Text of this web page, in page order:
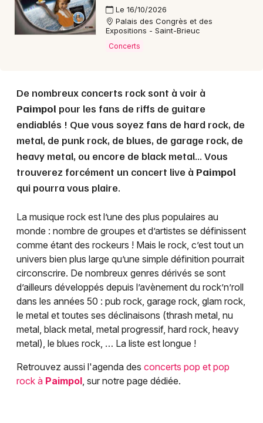
Le 16/10/2026
Palais des Congrès et des
Expositions - Saint-Brieuc
Concerts
De nombreux concerts rock sont à voir à
Paimpol pour les fans de riffs de guitare
endiablés ! Que vous soyez fans de hard rock, de
metal, de punk rock, de blues, de garage rock, de
heavy metal, ou encore de black metal... Vous
trouverez forcément un concert live à Paimpol
qui pourra vous plaire.
La musique rock est l’une des plus populaires au
monde : nombre de groupes et d’artistes se définissent
comme étant des rockeurs ! Mais le rock, c’est tout un
univers bien plus large qu’une simple définition pourrait
circonscrire. De nombreux genres dérivés se sont
d’ailleurs développés depuis l’avènement du rock’n’roll
dans les années 50 : pub rock, garage rock, glam rock,
le metal et toutes ses déclinaisons (thrash metal, nu
metal, black metal, metal progressif, hard rock, heavy
metal), le blues rock, … La liste est longue !
Retrouvez aussi l'agenda des concerts pop et pop
rock à Paimpol, sur notre page dédiée.